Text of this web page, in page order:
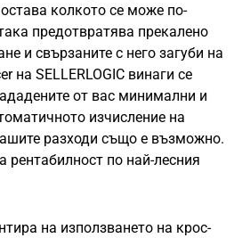
колкото се може по-
предотвратява прекалено
и свързаните с него загуби на
на SELLERLOGIC винаги се
от вас минимални и
изчисление на
разходи също е възможно.
рентабилност по най-лесния
на използването на крос-